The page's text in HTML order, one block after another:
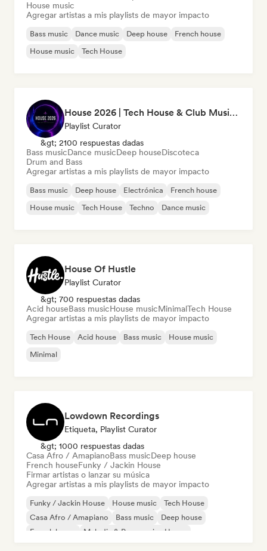
House music
Agregar artistas a mis playlists de mayor impacto
Bass music Dance music Deep house
French house
House music
Tech House
House 2026 | Tech House & Club Music 🔥
Playlist Curator
&gt; 2100 respuestas dadas
Bass musicDance musicDeep houseDiscoteca
Drum and Bass
Agregar artistas a mis playlists de mayor impacto
Bass music Deep house Electrónica
French house
House music
Tech House Techno Dance music
House Of Hustle
Playlist Curator
&gt; 700 respuestas dadas
Acid houseBass musicHouse musicMinimalTech House
Agregar artistas a mis playlists de mayor impacto
Tech House Acid house Bass music
House music
Minimal
Lowdown Recordings
Etiqueta, Playlist Curator
&gt; 1000 respuestas dadas
Casa Afro / AmapianoBass musicDeep house
French houseFunky / Jackin House
Firmar artistas o lanzar su música
Agregar artistas a mis playlists de mayor impacto
Funky / Jackin House House music
Tech House
Casa Afro / Amapiano
Bass music
Deep house
French house
Melodic & Progressive House